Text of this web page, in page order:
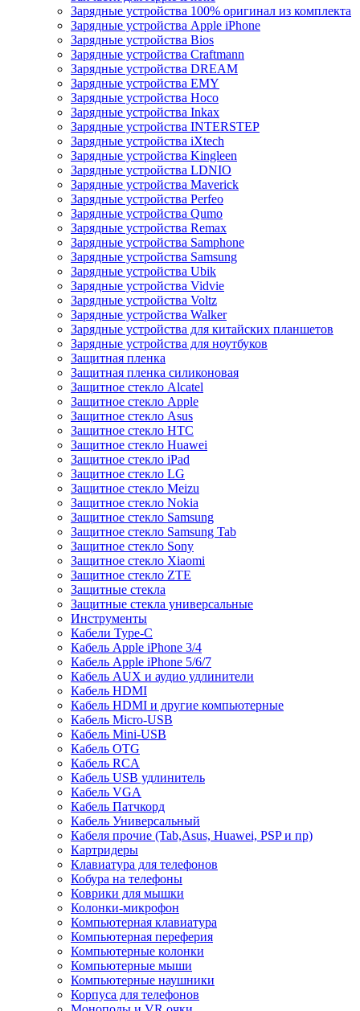
Зарядные устройства 100% оригинал из комплекта
Зарядные устройства Apple iPhone
Зарядные устройства Bios
Зарядные устройства Craftmann
Зарядные устройства DREAM
Зарядные устройства EMY
Зарядные устройства Hoco
Зарядные устройства Inkax
Зарядные устройства INTERSTEP
Зарядные устройства iXtech
Зарядные устройства Kingleen
Зарядные устройства LDNIO
Зарядные устройства Maverick
Зарядные устройства Perfeo
Зарядные устройства Qumo
Зарядные устройства Remax
Зарядные устройства Samphone
Зарядные устройства Samsung
Зарядные устройства Ubik
Зарядные устройства Vidvie
Зарядные устройства Voltz
Зарядные устройства Walker
Зарядные устройства для китайских планшетов
Зарядные устройства для ноутбуков
Защитная пленка
Защитная пленка силиконовая
Защитное стекло Alcatel
Защитное стекло Apple
Защитное стекло Asus
Защитное стекло HTC
Защитное стекло Huawei
Защитное стекло iPad
Защитное стекло LG
Защитное стекло Meizu
Защитное стекло Nokia
Защитное стекло Samsung
Защитное стекло Samsung Tab
Защитное стекло Sony
Защитное стекло Xiaomi
Защитное стекло ZTE
Защитные стекла
Защитные стекла универсальные
Инструменты
Кабели Type-C
Кабель Apple iPhone 3/4
Кабель Apple iPhone 5/6/7
Кабель AUX и аудио удлинители
Кабель HDMI
Кабель HDMI и другие компьютерные
Кабель Micro-USB
Кабель Mini-USB
Кабель OTG
Кабель RCA
Кабель USB удлинитель
Кабель VGA
Кабель Патчкорд
Кабель Универсальный
Кабеля прочие (Tab,Asus, Huawei, PSP и пр)
Картридеры
Клавиатура для телефонов
Кобура на телефоны
Коврики для мышки
Колонки-микрофон
Компьютерная клавиатура
Компьютерная переферия
Компьютерные колонки
Компьютерные мыши
Компьютерные наушники
Корпуса для телефонов